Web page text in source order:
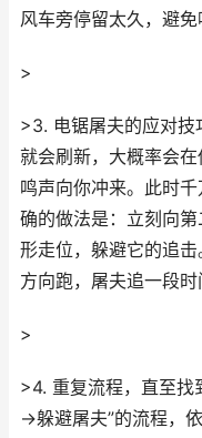
风车旁停留太久，避免
>
>3. 电锯屠夫的应对技
就会刷新，大概率会
鸣声向你冲来。此时
确的做法是：立刻向
形走位，躲避它的追
方向跑，屠夫追一段时
>
>4. 重复流程，直至
→躲避屠夫”的流程，